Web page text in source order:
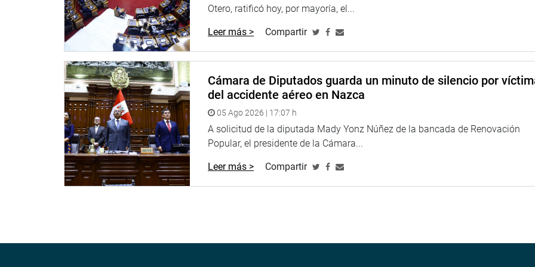
Otero, ratificó hoy, por mayoría, el...
Leer más > Compartir
Cámara de Diputados guarda un minuto de silencio por
del accidente aéreo en Nazca
05 Ago 2026 | 17:07 h
A solicitud de la diputada Mady Yonz Núñez de la bancada de Renovación
Popular, el presidente de la Cámara...
Leer más > Compartir